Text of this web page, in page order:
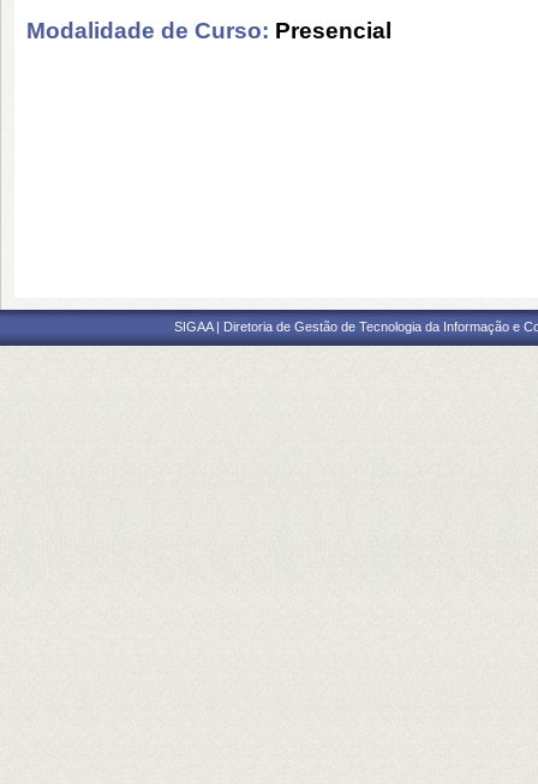
Modalidade de Curso: Presencial
SIGAA | Diretoria de Gestão de Tecnologia da Informação e